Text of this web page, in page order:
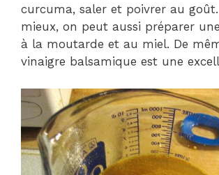
curcuma, saler et poivrer au goût.
mieux, on peut aussi préparer
à la moutarde et au miel. De
vinaigre balsamique est une